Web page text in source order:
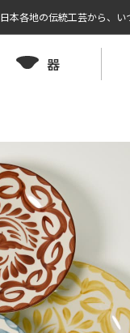
日本各地の伝統工芸から、
器